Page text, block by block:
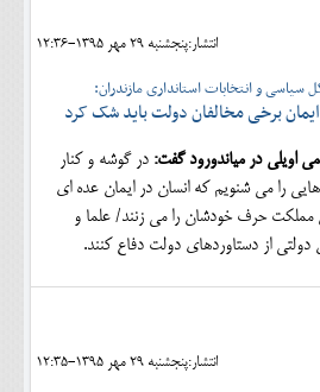
انتشار:پنجشنبه 29 مهر 1395-12:36
سیاسی و انتخابات استانداری مازندران:
برخی مخالفان دولت باید شک کرد
اویلی در میاندورود گفت: در گوشه و کنار
را می شنویم که انسان در ایمان عده ای
حرف خودشان را می زنند/ علما و
دولتی از دستاوردهای دولت دفاع کنند.
انتشار:پنجشنبه 29 مهر 1395-12:35